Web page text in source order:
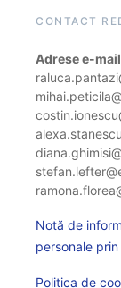
CONTACT
Adrese e-mail
Notă de
personale
Politica de